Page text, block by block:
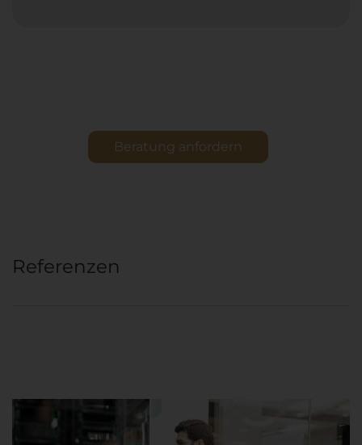
Beratung anfordern
Referenzen